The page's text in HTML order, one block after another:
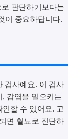
판단하기보다는
이 중요하답니다.
검사예요. 이 검사
감염을 일으키는
할 수 있어요. 고
면 혈뇨로 진단하